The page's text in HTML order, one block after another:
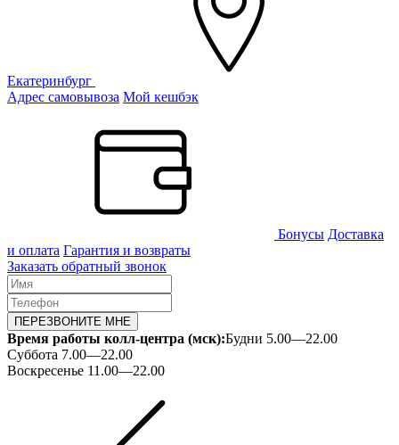
Екатеринбург
Адрес самовывоза Мой кешбэк
Бонусы Доставка
и оплата Гарантия и возвраты
Заказать обратный звонок
ПЕРЕЗВОНИТЕ МНЕ
Время работы колл-центра (мск):Будни 5.00—22.00
Суббота 7.00—22.00
Воскресенье 11.00—22.00